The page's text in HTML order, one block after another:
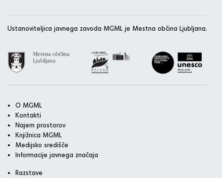
Ustanoviteljica javnega zavoda MGML je Mestna občina Ljubljana.
O MGML
Kontakti
Najem prostorov
Knjižnica MGML
Medijsko središče
Informacije javnega značaja
Razstave